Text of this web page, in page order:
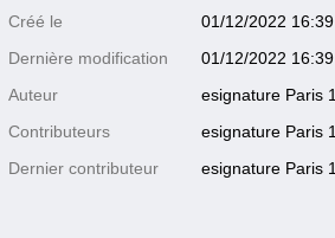
Créé le 01/12/2022 16:39
Dernière modification 01/12/2022 16:39
Auteur esignature Paris 1
Contributeurs esignature Paris 1
Dernier contributeur esignature Paris 1